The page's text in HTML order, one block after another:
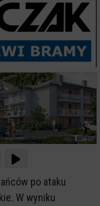
po ataku
W wyniku